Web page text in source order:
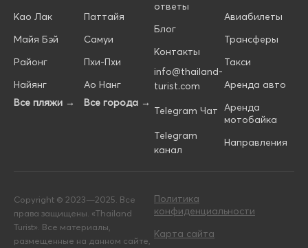
Као Лак
Майя Бэй
Районг
Найянг
Все пляжи →
Паттайя
Самуи
Пхи-Пхи
Ао Нанг
Все города →
ответы
Блог
Контакты
info@thailand-
turist.com
Telegram Чат
Telegram
канал
Авиабилеты
Трансферы
Такси
Аренда авто
Аренда
мотобайка
Направления
Copyright © 2023—2025. Все
права защищены. «Thailand
Turist». Все материалы,
размещенные на данном сайте,
Политика
конфиденциальности
Карта сайта